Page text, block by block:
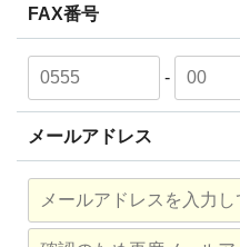
FAX番号
-
メールアドレス